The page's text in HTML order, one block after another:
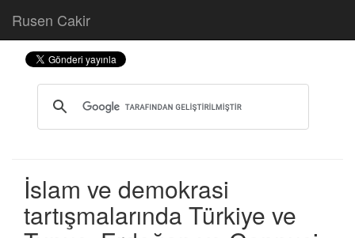
Rusen Cakir
İslam ve demokrasi
tartışmalarında Türkiye ve